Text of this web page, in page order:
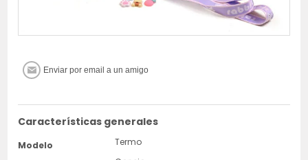
Características generales
Modelo
Termo